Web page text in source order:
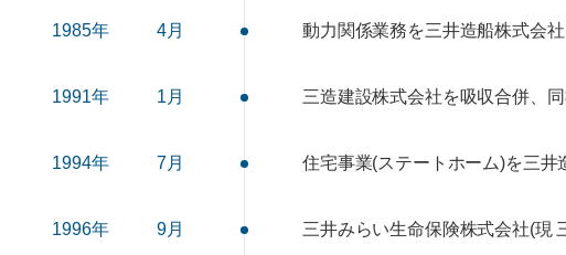
1985年 4月 動力関係業務を三井造船株式会
1991年 1月 三造建設株式会社を吸収合併、
1994年 7月 住宅事業(ステートホーム)を三井
1996年 9月 三井みらい生命保険株式会社(現